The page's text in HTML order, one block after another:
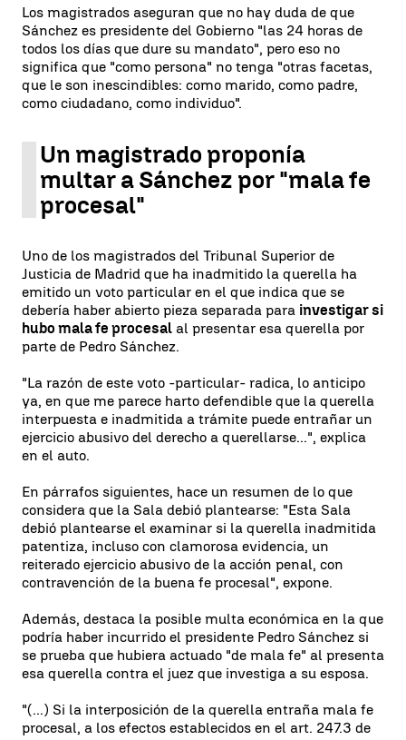
Los magistrados aseguran que no hay duda de que
Sánchez es presidente del Gobierno "las 24 horas de
todos los días que dure su mandato", pero eso no
significa que "como persona" no tenga "otras facetas,
que le son inescindibles: como marido, como padre,
como ciudadano, como individuo".
Un magistrado proponía
multar a Sánchez por "mala fe
procesal"
Uno de los magistrados del Tribunal Superior de
Justicia de Madrid que ha inadmitido la querella ha
emitido un voto particular en el que indica que se
debería haber abierto pieza separada para investigar si
hubo mala fe procesal al presentar esa querella por
parte de Pedro Sánchez.
"La razón de este voto -particular- radica, lo anticipo
ya, en que me parece harto defendible que la querella
interpuesta e inadmitida a trámite puede entrañar un
ejercicio abusivo del derecho a querellarse...", explica
en el auto.
En párrafos siguientes, hace un resumen de lo que
considera que la Sala debió plantearse: "Esta Sala
debió plantearse el examinar si la querella inadmitida
patentiza, incluso con clamorosa evidencia, un
reiterado ejercicio abusivo de la acción penal, con
contravención de la buena fe procesal", expone.
Además, destaca la posible multa económica en la que
podría haber incurrido el presidente Pedro Sánchez si
se prueba que hubiera actuado "de mala fe" al presenta
esa querella contra el juez que investiga a su esposa.
"(...) Si la interposición de la querella entraña mala fe
procesal, a los efectos establecidos en el art. 247.3 de